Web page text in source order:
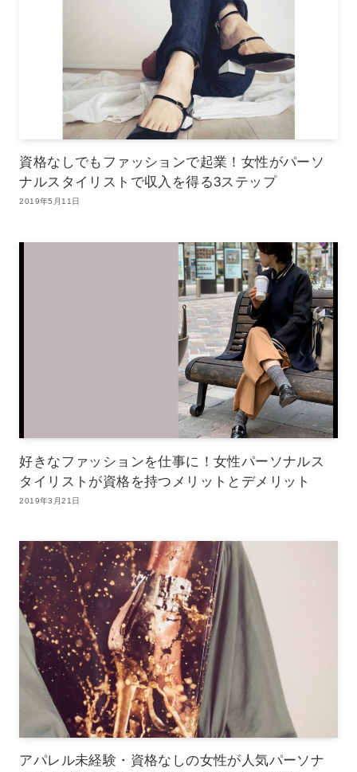
資格なしでもファッションで起業！女性がパーソ
ナルスタイリストで収入を得る3ステップ
2019年5月11日
好きなファッションを仕事に！女性パーソナルス
タイリストが資格を持つメリットとデメリット
2019年3月21日
アパレル未経験・資格なしの女性が人気パーソナ